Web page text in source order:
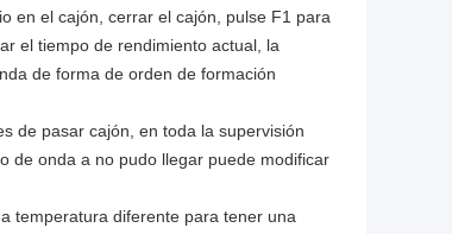
en el cajón, cerrar el cajón, pulse F1 para
el tiempo de rendimiento actual, la
de forma de orden de formación
de pasar cajón, en toda la supervisión
de onda a no pudo llegar puede modificar
temperatura diferente para tener una